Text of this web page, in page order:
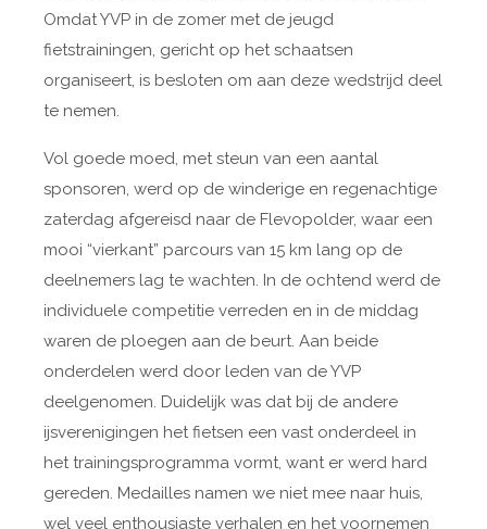
Omdat YVP in de zomer met de jeugd
fietstrainingen, gericht op het schaatsen
organiseert, is besloten om aan deze wedstrijd deel
te nemen.
Vol goede moed, met steun van een aantal
sponsoren, werd op de winderige en regenachtige
zaterdag afgereisd naar de Flevopolder, waar een
mooi “vierkant” parcours van 15 km lang op de
deelnemers lag te wachten. In de ochtend werd de
individuele competitie verreden en in de middag
waren de ploegen aan de beurt. Aan beide
onderdelen werd door leden van de YVP
deelgenomen. Duidelijk was dat bij de andere
ijsverenigingen het fietsen een vast onderdeel in
het trainingsprogramma vormt, want er werd hard
gereden. Medailles namen we niet mee naar huis,
wel veel enthousiaste verhalen en het voornemen